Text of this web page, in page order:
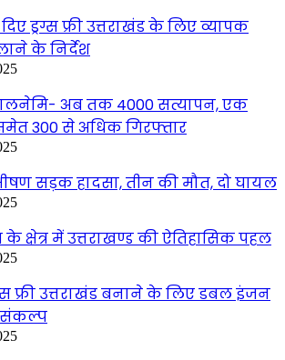
ड्रग्स फ्री उत्तराखंड के लिए व्यापक
के निर्देश
अब तक 4000 सत्यापन, एक
300 से अधिक गिरफ्तार
सड़क हादसा, तीन की मौत, दो घायल
के क्षेत्र में उत्तराखण्ड की ऐतिहासिक पहल
फ्री उत्तराखंड बनाने के लिए डबल इंजन
संकल्प